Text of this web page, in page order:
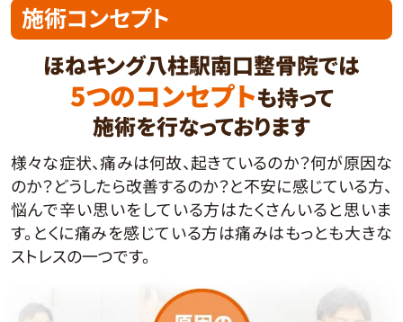
施術コンセプト
ほねキング八柱駅南口整骨院では
5つのコンセプトも持って
施術を行なっております
様々な症状、痛みは何故、起きているのか？何が原因な
のか？どうしたら改善するのか？と不安に感じている方、
悩んで辛い思いをしている方はたくさんいると思いま
す。とくに痛みを感じている方は痛みはもっとも大きな
ストレスの一つです。